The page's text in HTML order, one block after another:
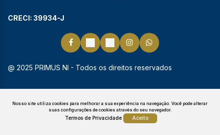
Nosso site utiliza cookies para melhorar a sua experiência na navegação. Você pode alterar
suas configurações de cookies através do seu navegador.
Termos de Privacidade Aceito
CRECI: 39934-J
@ 2025 PRIMUS NI - Todos os direitos reservados